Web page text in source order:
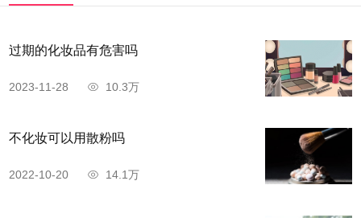
过期的化妆品有危害吗
2023-11-28 10.3万
不化妆可以用散粉吗
2022-10-20 14.1万